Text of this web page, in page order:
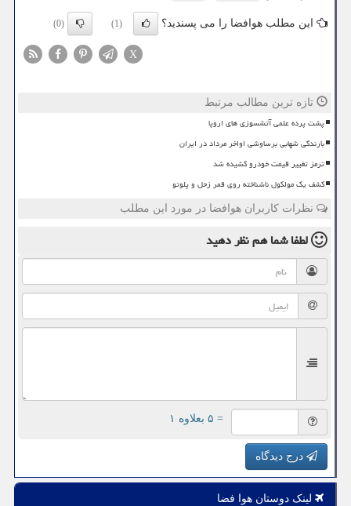
این مطلب هوافضا را می پسندید؟ (1)
(0)
X
تازه ترین مطالب مرتبط
پشت پرده علمی آتشسوزی های اروپا
بارندگی شهابی برساوشی اواخر مرداد در ایران
ترمز تغییر قیمت خودرو کشیده شد
کشف یک مولکول ناشناخته روی قمر زحل و پلوتو
نظرات کاربران هوافضا در مورد این مطلب
لطفا شما همنظر دهید
= ۵ بعلاوه ۱
درج دیدگاه
لینک دوستان هوا فضا